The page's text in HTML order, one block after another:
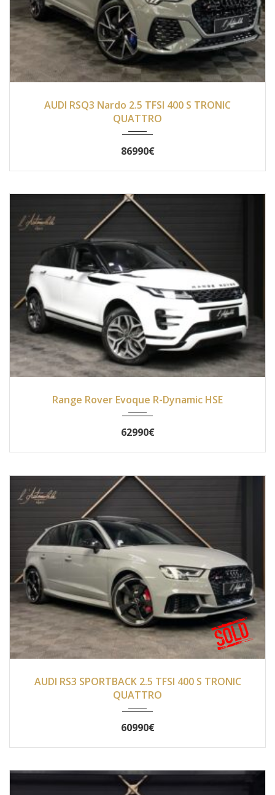
AUDI RSQ3 Nardo 2.5 TFSI 400 S TRONIC
QUATTRO
86990€
Range Rover Evoque R-Dynamic HSE
62990€
AUDI RS3 SPORTBACK 2.5 TFSI 400 S TRONIC
QUATTRO
60990€